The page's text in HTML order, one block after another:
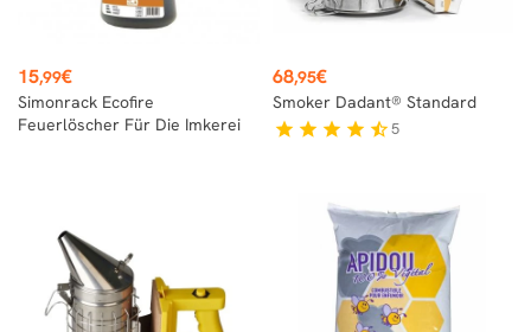
Preis
15,99€
Simonrack Ecofire
Feuerlöscher Für Die Imkerei
Preis
68,95€
Smoker Dadant® Standard
star star star star star_half5